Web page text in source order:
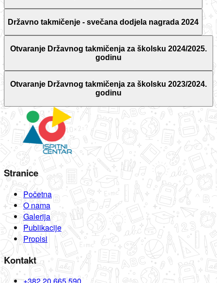
Državno takmičenje - svečana dodjela nagrada 2024
Otvaranje Državnog takmičenja za školsku 2024/2025.
godinu
Otvaranje Državnog takmičenja za školsku 2023/2024.
godinu
Stranice
Početna
O nama
Galerija
Publikacije
Propisi
Kontakt